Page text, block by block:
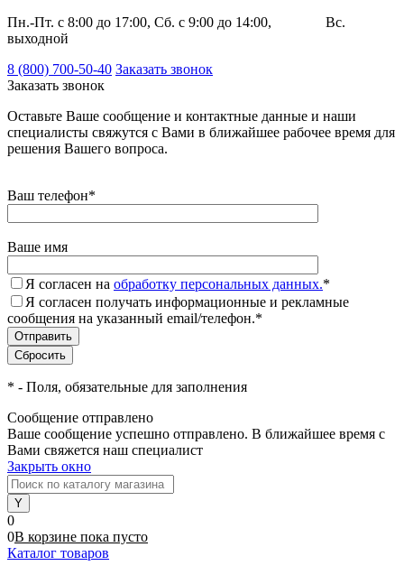
Пн.-Пт. с 8:00 до 17:00, Сб. с 9:00 до 14:00, Вс.
выходной
8 (800) 700-50-40 Заказать звонок
Заказать звонок
Оставьте Ваше сообщение и контактные данные и наши
специалисты свяжутся с Вами в ближайшее рабочее время для
решения Вашего вопроса.
Ваш телефон*
Ваше имя
Я согласен на обработку персональных данных.*
Я согласен получать информационные и рекламные
сообщения на указанный email/телефон.*
* - Поля, обязательные для заполнения
Сообщение отправлено
Ваше сообщение успешно отправлено. В ближайшее время с
Вами свяжется наш специалист
Закрыть окно
0
0В корзине пока пусто
Каталог товаров